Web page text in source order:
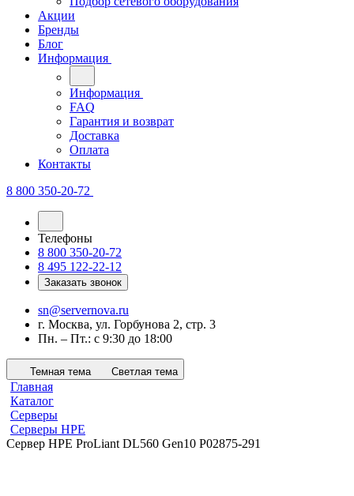
Акции
Бренды
Блог
Информация
Информация
FAQ
Гарантия и возврат
Доставка
Оплата
Контакты
8 800 350-20-72
Телефоны
8 800 350-20-72
8 495 122-22-12
Заказать звонок
sn@servernova.ru
г. Москва, ул. Горбунова 2, стр. 3
Пн. – Пт.: с 9:30 до 18:00
Темная тема Светлая тема
Главная
Каталог
Серверы
Серверы HPE
Сервер HPE ProLiant DL560 Gen10 P02875-291